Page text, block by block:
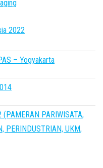
2022
– Yogyakarta
PARIWISATA,
PERINDUSTRIAN, UKM,